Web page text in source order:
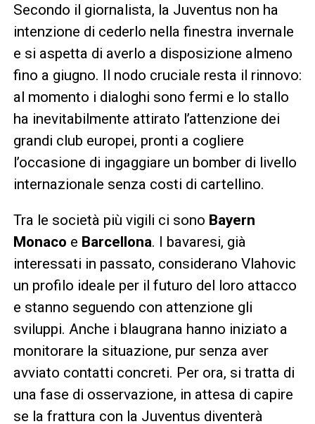
Secondo il giornalista, la Juventus non ha
intenzione di cederlo nella finestra invernale
e si aspetta di averlo a disposizione almeno
fino a giugno. Il nodo cruciale resta il rinnovo:
al momento i dialoghi sono fermi e lo stallo
ha inevitabilmente attirato l’attenzione dei
grandi club europei, pronti a cogliere
l’occasione di ingaggiare un bomber di livello
internazionale senza costi di cartellino.
Tra le società più vigili ci sono Bayern
Monaco e Barcellona. I bavaresi, già
interessati in passato, considerano Vlahovic
un profilo ideale per il futuro del loro attacco
e stanno seguendo con attenzione gli
sviluppi. Anche i blaugrana hanno iniziato a
monitorare la situazione, pur senza aver
avviato contatti concreti. Per ora, si tratta di
una fase di osservazione, in attesa di capire
se la frattura con la Juventus diventerà